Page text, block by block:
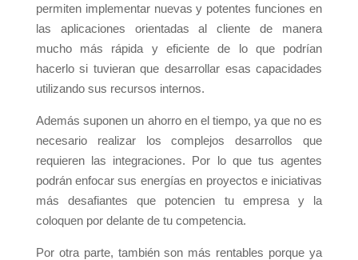
permiten implementar nuevas y potentes funciones en
las aplicaciones orientadas al cliente de manera
mucho más rápida y eficiente de lo que podrían
hacerlo si tuvieran que desarrollar esas capacidades
utilizando sus recursos internos.
Además suponen un ahorro en el tiempo, ya que no es
necesario realizar los complejos desarrollos que
requieren las integraciones. Por lo que tus agentes
podrán enfocar sus energías en proyectos e iniciativas
más desafiantes que potencien tu empresa y la
coloquen por delante de tu competencia.
Por otra parte, también son más rentables porque ya